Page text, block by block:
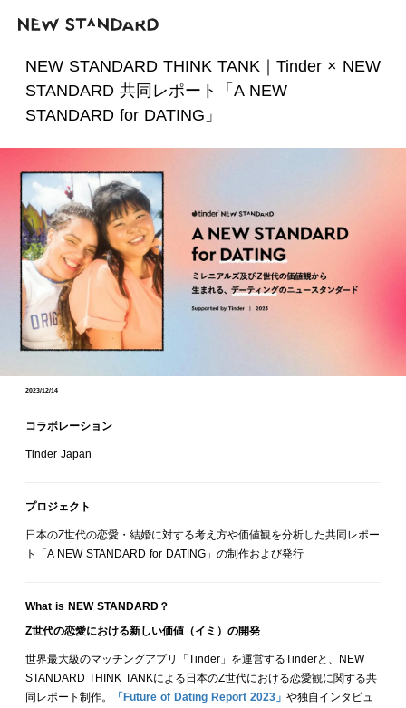
NEW STANDARD THINK TANK｜Tinder × NEW
STANDARD 共同レポート「A NEW
STANDARD for DATING」
2023/12/14
コラボレーション
Tinder Japan
プロジェクト
日本のZ世代の恋愛・結婚に対する考え方や価値観を分析した共同レポー
ト「A NEW STANDARD for DATING」の制作および発行
What is NEW STANDARD？
Z世代の恋愛における新しい価値（イミ）の開発
世界最大級のマッチングアプリ「Tinder」を運営するTinderと、NEW
STANDARD THINK TANKによる日本のZ世代における恋愛観に関する共
同レポート制作。
「Future of Dating Report 2023」 や独自インタビュ